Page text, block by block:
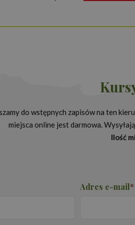
do wstępnych zapisów na ten
miejsca online jest darmowa.
Ilość
Adres e-mail*